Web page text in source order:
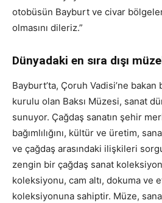
otobüsün Bayburt ve civar
olmasını dileriz.”
Dünyadaki en sıra dışı
Bayburt’ta, Çoruh Vadisi’ne
kurulu olan Baksı Müzesi, sanat
sunuyor. Çağdaş sanatın şehir
bağımlılığını, kültür ve üretim,
ve çağdaş arasındaki ilişkileri
zengin bir çağdaş sanat
koleksiyonu, cam altı, dokuma ve
koleksiyonuna sahiptir. Müze,